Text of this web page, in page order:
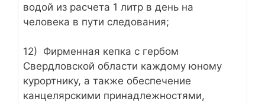
водой из расчета 1 литр в день на
человека в пути следования;
12) Фирменная кепка с гербом
Свердловской области каждому юному
курортнику, а также обеспечение
канцелярскими принадлежностями,